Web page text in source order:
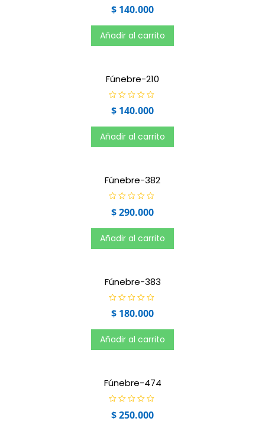
a
o
r
a
d
0
d
5
$ 140.000
Añadir al carrito
Fúnebre-210
V
a
o
r
a
d
0
d
e
5
$ 140.000
Añadir al carrito
Fúnebre-382
a
o
r
a
d
0
d
5
$290.000
Añadir al carrito
Fúnebre-383
V
a
o
r
a
d
0
d
e
5
$ 180.000
Añadir al carrito
Fúnebre-474
a$250.000